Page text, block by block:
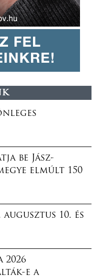
be Jász-
elmúlt 150
10. és
e a